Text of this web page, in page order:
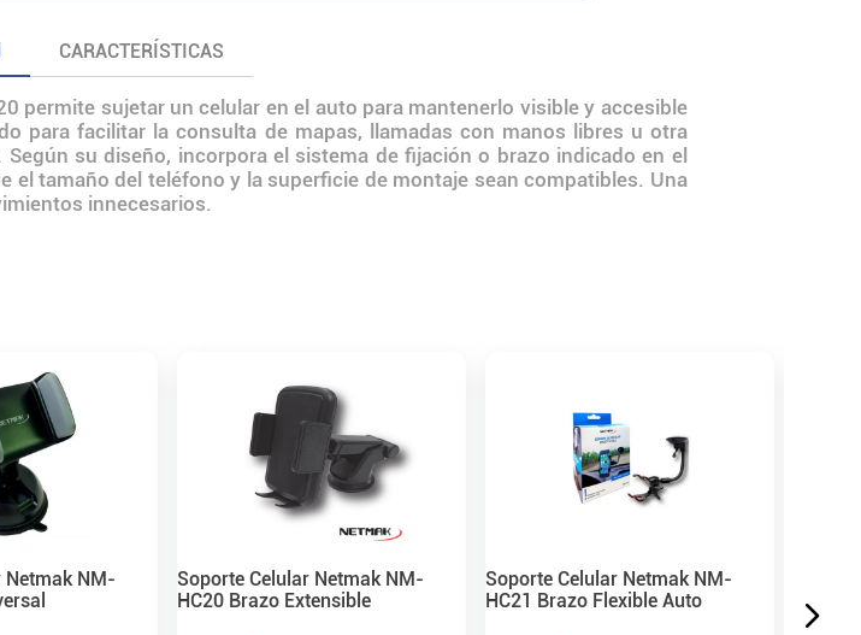
CARACTERÍSTICAS
permite sujetar un celular en el auto para mantenerlo visible y accesible
para facilitar la consulta de mapas, llamadas con manos libres u otra
su diseño, incorpora el sistema de fijación o brazo indicado en el
tamaño del teléfono y la superficie de montaje sean compatibles. Una
innecesarios.
Netmak NM-
Soporte Celular Netmak NM-
HC20 Brazo Extensible
Soporte Celular Netmak NM-
HC21 Brazo Flexible Auto